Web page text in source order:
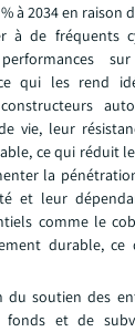
% à 2034 en
à de fréquents
qui les rend
vie, leur
ce qui réduit
la
et leur
comme le
durable,
du soutien des
et de